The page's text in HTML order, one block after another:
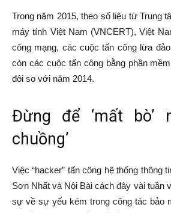
Trong năm 2015, theo số liệu từ Trung
máy tính Việt Nam (VNCERT), Việt
công mạng, các cuộc tấn công lừa
còn các cuộc tấn công bằng phần
đôi so với năm 2014.
Đừng để ‘mất bò’
chuồng’
Việc “hacker” tấn công hệ thống thông
Sơn Nhất và Nội Bài cách đây vài tuần
sự về sự yếu kém trong công tác bảo